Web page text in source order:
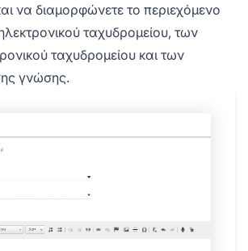
να διαμορφώνετε το περιεχόμενο
ταχυδρομείου, των
ταχυδρομείου και των
γνώσης.